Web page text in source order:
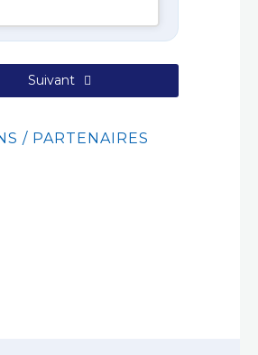
Suivant
/ PARTENAIRES